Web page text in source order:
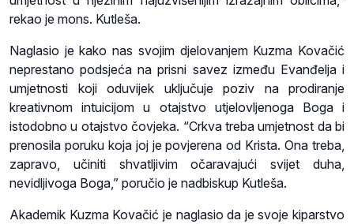
rekao je mons. Kutleša.
Naglasio je kako nas svojim djelovanjem Kuzma Kovačić
neprestano podsjeća na prisni savez između Evanđelja i
umjetnosti koji oduvijek uključuje poziv na prodiranje
kreativnom intuicijom u otajstvo utjelovljenoga Boga i
istodobno u otajstvo čovjeka. “Crkva treba umjetnost da bi
prenosila poruku koja joj je povjerena od Krista. Ona treba,
zapravo, učiniti shvatljivim očaravajući svijet duha,
nevidljivoga Boga,” poručio je nadbiskup Kutleša.
Akademik Kuzma Kovačić je naglasio da je svoje kiparstvo